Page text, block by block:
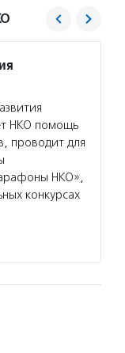
НКО помощь
проводит для
НКО»,
конкурсах